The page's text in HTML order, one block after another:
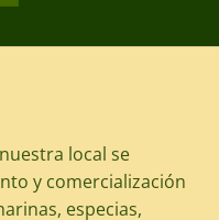
local se
y comercialización
especias,